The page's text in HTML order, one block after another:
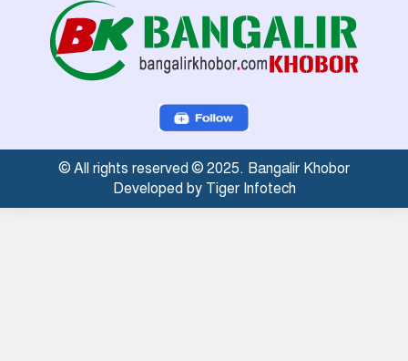
© All rights reserved © 2025. Bangalir Khobor
Developed by Tiger Infotech